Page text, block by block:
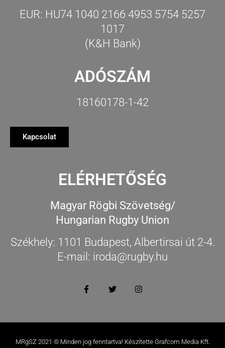
EUR: HU74 1040 2166 4953 5754 5257
1017
(K&H Bank)
ADÓSZÁM
18160178-1-42
Kapcsolat
ELÉRHETŐSÉG
Magyar Rögbi Szövetség/
Hungarian Rugby Union
Székhely: 1101 Budapest, Albertirsai út 2-4.
E-mail: iroda@rugby.hu
MRgSZ 2021 © Minden jog fenntartva! Készítette Grafcom Media Kft.